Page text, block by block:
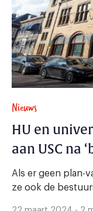
Nieuws
HU en
aan USC na
Als er geen plan-
ze ook de